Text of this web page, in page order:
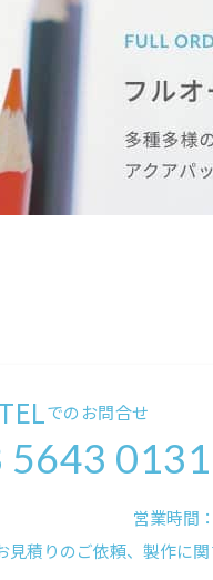
TELでのお問合せ
5643 0131
営業時間
見積りのご依頼、製作に